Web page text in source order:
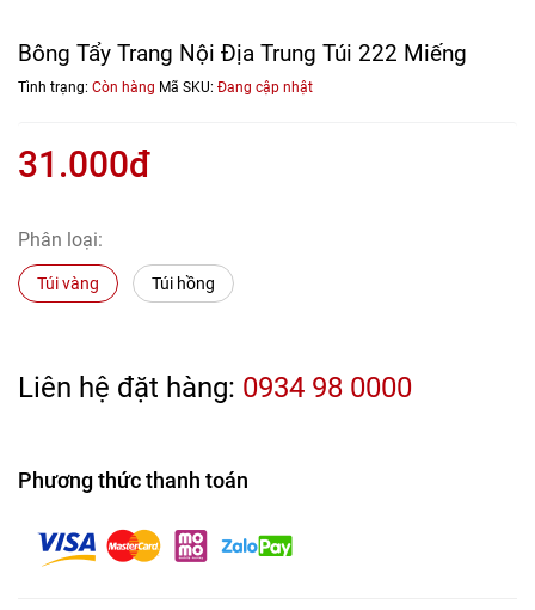
Bông Tẩy Trang Nội Địa Trung Túi 222 Miếng
Tình trạng: Còn hàng Mã SKU: Đang cập nhật
31.000đ
Phân loại:
Túi vàng Túi hồng
Liên hệ đặt hàng: 0934 98 0000
Phương thức thanh toán